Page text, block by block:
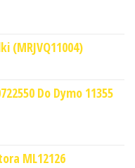
(MRJVQ11004)
Do Dymo 11355
ML12126